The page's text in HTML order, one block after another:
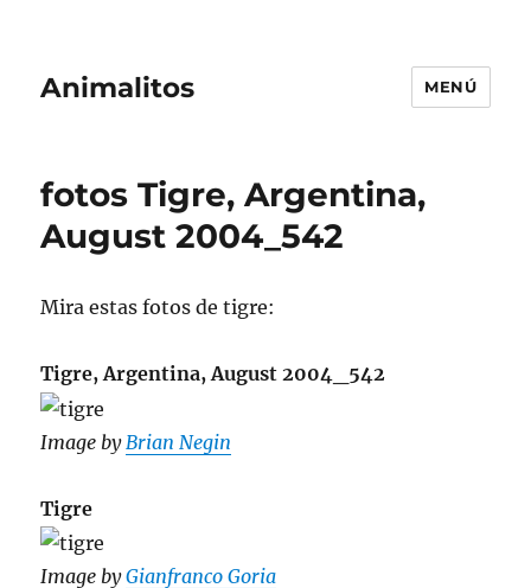
Animalitos MENÚ
fotos Tigre, Argentina,
August 2004_542
Mira estas fotos de tigre:
Tigre, Argentina, August 2004_542
Image by Brian Negin
Tigre
Image byGianfranco Goria